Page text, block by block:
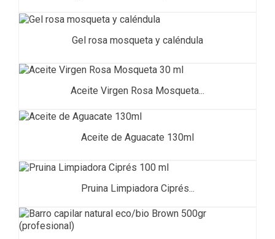
Gel rosa mosqueta y caléndula
Aceite Virgen Rosa Mosqueta...
Aceite de Aguacate 130ml
Pruina Limpiadora Ciprés...